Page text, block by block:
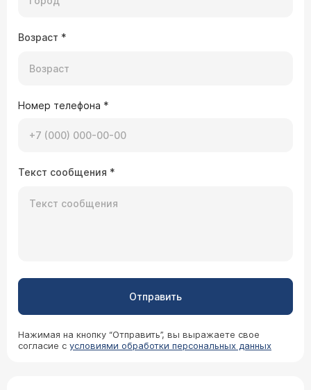
Возраст *
Номер телефона *
Текст сообщения *
Отправить
Нажимая на кнопку “Отправить”, вы выражаете свое
согласие с условиями обработки персональных данных